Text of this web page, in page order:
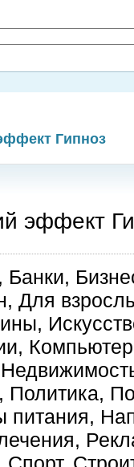
Гипноз
эффект
Банки,
Для
Политика,
питания,